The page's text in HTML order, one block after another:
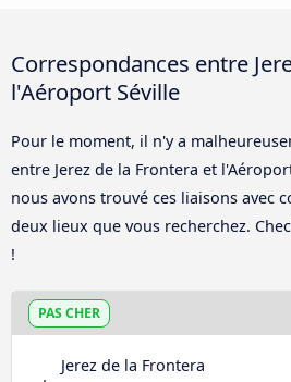
Correspondances entre
l'Aéroport Séville
Pour le moment, il n'y a
entre Jerez de la Frontera et
nous avons trouvé ces liaisons avec
deux lieux que vous recherchez.
!
PAS CHER
Jerez de la Frontera